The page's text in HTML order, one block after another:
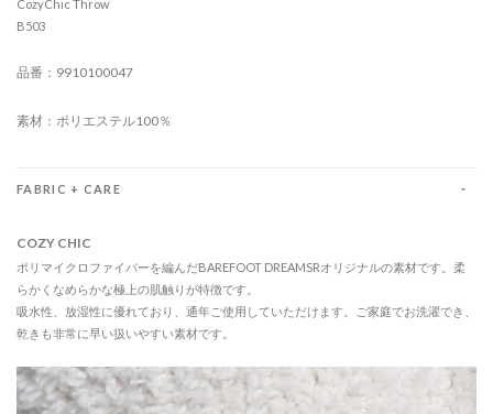
CozyChic Throw
B503
品番：9910100047
素材：ポリエステル100％
FABRIC + CARE
COZY CHIC
ポリマイクロファイバーを編んだBAREFOOT DREAMSRオリジナルの素材です。柔
らかくなめらかな極上の肌触りが特徴です。
吸水性、放湿性に優れており、通年ご使用していただけます。ご家庭でお洗濯でき、
乾きも非常に早い扱いやすい素材です。